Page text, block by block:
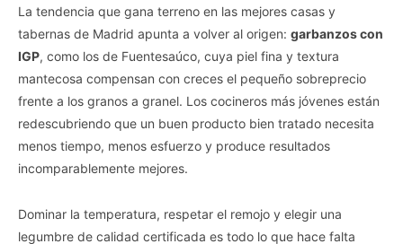
La tendencia que gana terreno en las mejores casas y
tabernas de Madrid apunta a volver al origen: garbanzos con
IGP, como los de Fuentesaúco, cuya piel fina y textura
mantecosa compensan con creces el pequeño sobreprecio
frente a los granos a granel. Los cocineros más jóvenes están
redescubriendo que un buen producto bien tratado necesita
menos tiempo, menos esfuerzo y produce resultados
incomparablemente mejores.
Dominar la temperatura, respetar el remojo y elegir una
legumbre de calidad certificada es todo lo que hace falta